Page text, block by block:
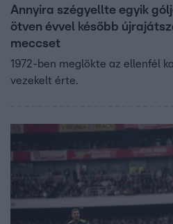
Annyira szégyellte egyik
ötven évvel később
meccset
1972-ben meglökte az ellenfél
vezekelt érte.